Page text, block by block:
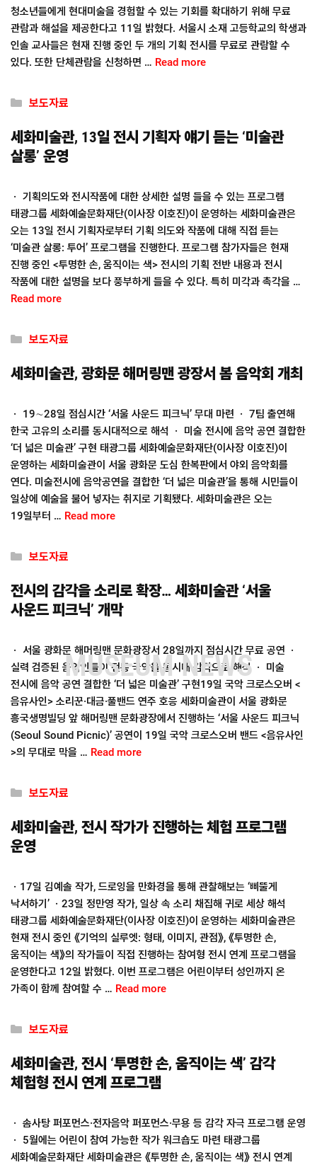
MUSEUM NEWS
청소년들에게 현대미술을 경험할 수 있는 기회를 확대하기 위해 무료
관람과 해설을 제공한다고 11일 밝혔다. 서울시 소재 고등학교의 학생과
인솔 교사들은 현재 진행 중인 두 개의 기획 전시를 무료로 관람할 수
있다. 또한 단체관람을 신청하면 … Read more
Categories
보도자료
세화미술관, 13일 전시 기획자 얘기 듣는 ‘미술관
살롱’ 운영
ㆍ 기획의도와 전시작품에 대한 상세한 설명 들을 수 있는 프로그램
태광그룹 세화예술문화재단(이사장 이호진)이 운영하는 세화미술관은
오는 13일 전시 기획자로부터 기획 의도와 작품에 대해 직접 듣는
‘미술관 살롱: 투어’ 프로그램을 진행한다. 프로그램 참가자들은 현재
진행 중인 <투명한 손, 움직이는 색> 전시의 기획 전반 내용과 전시
작품에 대한 설명을 보다 풍부하게 들을 수 있다. 특히 미각과 촉각을 …
Read more
Categories
보도자료
세화미술관, 광화문 해머링맨 광장서 봄 음악회 개최
ㆍ 19∼28일 점심시간 ‘서울 사운드 피크닉’ 무대 마련 ㆍ 7팀 출연해
한국 고유의 소리를 동시대적으로 해석 ㆍ 미술 전시에 음악 공연 결합한
‘더 넓은 미술관’ 구현 태광그룹 세화예술문화재단(이사장 이호진)이
운영하는 세화미술관이 서울 광화문 도심 한복판에서 야외 음악회를
연다. 미술전시에 음악공연을 결합한 ‘더 넓은 미술관’을 통해 시민들이
일상에 예술을 불어 넣자는 취지로 기획됐다. 세화미술관은 오는
19일부터 … Read more
Categories
보도자료
전시의 감각을 소리로 확장… 세화미술관 ‘서울
사운드 피크닉’ 개막
ㆍ 서울 광화문 해머링맨 문화광장서 28일까지 점심시간 무료 공연 ㆍ
실력 검증된 음악인들이 전통 국악을 동시대 감각으로 해석 ㆍ 미술
전시에 음악 공연 결합한 ‘더 넓은 미술관’ 구현19일 국악 크로스오버 <
음유사인> 소리꾼·대금·풀밴드 연주 호응 세화미술관이 서울 광화문
흥국생명빌딩 앞 해머링맨 문화광장에서 진행하는 ‘서울 사운드 피크닉
(Seoul Sound Picnic)’ 공연이 19일 국악 크로스오버 밴드 <음유사인
>의 무대로 막을 … Read more
Categories
보도자료
세화미술관, 전시 작가가 진행하는 체험 프로그램
운영
ㆍ17일 김예솔 작가, 드로잉을 만화경을 통해 관찰해보는 ‘삐뚤게
낙서하기’ ㆍ23일 정만영 작가, 일상 속 소리 채집해 귀로 세상 해석
태광그룹 세화예술문화재단(이사장 이호진)이 운영하는 세화미술관은
현재 전시 중인 《기억의 실루엣: 형태, 이미지, 관점》, 《투명한 손,
움직이는 색》의 작가들이 직접 진행하는 참여형 전시 연계 프로그램을
운영한다고 12일 밝혔다. 이번 프로그램은 어린이부터 성인까지 온
가족이 함께 참여할 수 … Read more
Categories
보도자료
세화미술관, 전시 ‘투명한 손, 움직이는 색’ 감각
체험형 전시 연계 프로그램
ㆍ 솜사탕 퍼포먼스·전자음악 퍼포먼스·무용 등 감각 자극 프로그램 운영
ㆍ 5월에는 어린이 참여 가능한 작가 워크숍도 마련 태광그룹
세화예술문화재단 세화미술관은 《투명한 손, 움직이는 색》 전시 연계